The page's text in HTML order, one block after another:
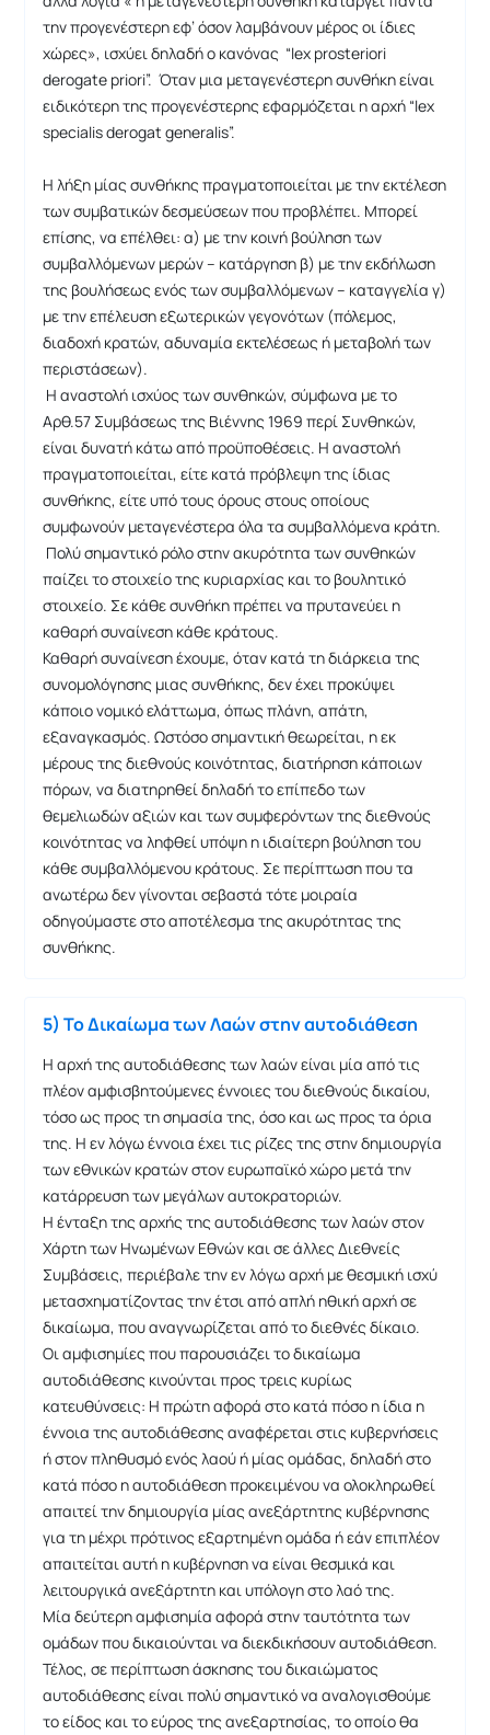
την προγενέστερη εφ’ όσον λαμβάνουν μέρος οι ίδιες
χώρες», ισχύει δηλαδή ο κανόνας “lex prosteriori
derogate priori”. Όταν μια μεταγενέστερη συνθήκη είναι
ειδικότερη της προγενέστερης εφαρμόζεται η αρχή “lex
specialis derogat generalis”.
Η λήξη μίας συνθήκης πραγματοποιείται με την εκτέλεση
των συμβατικών δεσμεύσεων που προβλέπει. Μπορεί
επίσης, να επέλθει: α) με την κοινή βούληση των
συμβαλλόμενων μερών – κατάργηση β) με την εκδήλωση
της βουλήσεως ενός των συμβαλλόμενων – καταγγελία γ)
με την επέλευση εξωτερικών γεγονότων (πόλεμος,
διαδοχή κρατών, αδυναμία εκτελέσεως ή μεταβολή των
περιστάσεων).
Η αναστολή ισχύος των συνθηκών, σύμφωνα με το
Αρθ.57 Συμβάσεως της Βιέννης 1969 περί Συνθηκών,
είναι δυνατή κάτω από προϋποθέσεις. Η αναστολή
πραγματοποιείται, είτε κατά πρόβλεψη της ίδιας
συνθήκης, είτε υπό τους όρους στους οποίους
συμφωνούν μεταγενέστερα όλα τα συμβαλλόμενα κράτη.
Πολύ σημαντικό ρόλο στην ακυρότητα των συνθηκών
παίζει το στοιχείο της κυριαρχίας και το βουλητικό
στοιχείο. Σε κάθε συνθήκη πρέπει να πρυτανεύει η
καθαρή συναίνεση κάθε κράτους.
Καθαρή συναίνεση έχουμε, όταν κατά τη διάρκεια της
συνομολόγησης μιας συνθήκης, δεν έχει προκύψει
κάποιο νομικό ελάττωμα, όπως πλάνη, απάτη,
εξαναγκασμός. Ωστόσο σημαντική θεωρείται, η εκ
μέρους της διεθνούς κοινότητας, διατήρηση κάποιων
πόρων, να διατηρηθεί δηλαδή το επίπεδο των
θεμελιωδών αξιών και των συμφερόντων της διεθνούς
κοινότητας να ληφθεί υπόψη η ιδιαίτερη βούληση του
κάθε συμβαλλόμενου κράτους. Σε περίπτωση που τα
ανωτέρω δεν γίνονται σεβαστά τότε μοιραία
οδηγούμαστε στο αποτέλεσμα της ακυρότητας της
συνθήκης.
5) Το Δικαίωμα των Λαών στην αυτοδιάθεση
Η αρχή της αυτοδιάθεσης των λαών είναι μία από τις
πλέον αμφισβητούμενες έννοιες του διεθνούς δικαίου,
τόσο ως προς τη σημασία της, όσο και ως προς τα όρια
της. Η εν λόγω έννοια έχει τις ρίζες της στην δημιουργία
των εθνικών κρατών στον ευρωπαϊκό χώρο μετά την
κατάρρευση των μεγάλων αυτοκρατοριών.
Η ένταξη της αρχής της αυτοδιάθεσης των λαών στον
Χάρτη των Ηνωμένων Εθνών και σε άλλες Διεθνείς
Συμβάσεις, περιέβαλε την εν λόγω αρχή με θεσμική ισχύ
μετασχηματίζοντας την έτσι από απλή ηθική αρχή σε
δικαίωμα, που αναγνωρίζεται από το διεθνές δίκαιο.
Οι αμφισημίες που παρουσιάζει το δικαίωμα
αυτοδιάθεσης κινούνται προς τρεις κυρίως
κατευθύνσεις: Η πρώτη αφορά στο κατά πόσο η ίδια η
έννοια της αυτοδιάθεσης αναφέρεται στις κυβερνήσεις
ή στον πληθυσμό ενός λαού ή μίας ομάδας, δηλαδή στο
κατά πόσο η αυτοδιάθεση προκειμένου να ολοκληρωθεί
απαιτεί την δημιουργία μίας ανεξάρτητης κυβέρνησης
για τη μέχρι πρότινος εξαρτημένη ομάδα ή εάν επιπλέον
απαιτείται αυτή η κυβέρνηση να είναι θεσμικά και
λειτουργικά ανεξάρτητη και υπόλογη στο λαό της.
Μία δεύτερη αμφισημία αφορά στην ταυτότητα των
ομάδων που δικαιούνται να διεκδικήσουν αυτοδιάθεση.
Τέλος, σε περίπτωση άσκησης του δικαιώματος
αυτοδιάθεσης είναι πολύ σημαντικό να αναλογισθούμε
το είδος και το εύρος της ανεξαρτησίας, το οποίο θα